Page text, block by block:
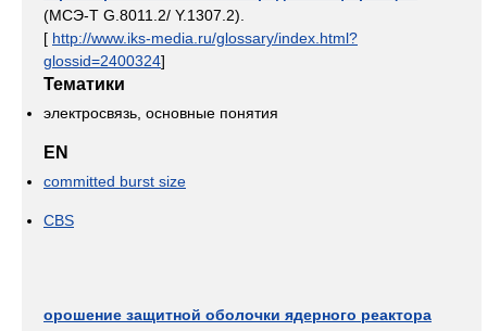
(МСЭ-T G.8011.2/ Y.1307.2).
[ http://www.iks-media.ru/glossary/index.html?
glossid=2400324]
Тематики
электросвязь, основные понятия
EN
committed burst size
CBS
орошение защитной оболочки ядерного реактора